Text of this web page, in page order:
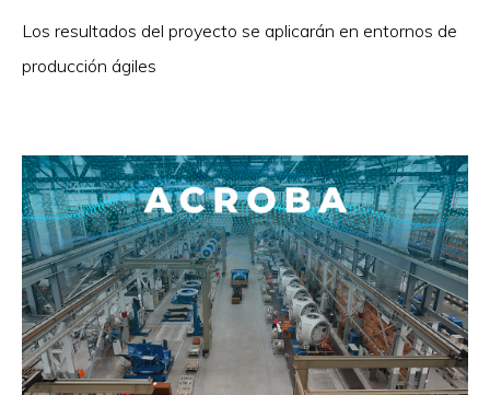
Los resultados del proyecto se aplicarán en entornos de
producción ágiles